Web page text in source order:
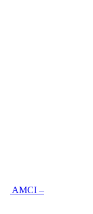
AMCI –